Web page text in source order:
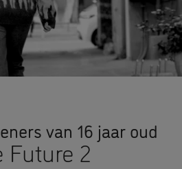
van 16 jaar oud
Future 2